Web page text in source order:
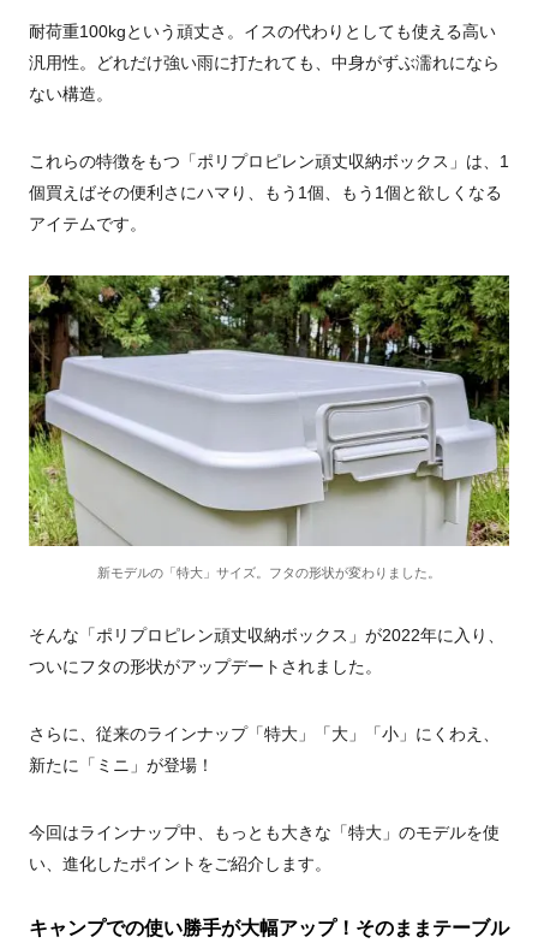
耐荷重100kgという頑丈さ。イスの代わりとしても使える高い
汎用性。どれだけ強い雨に打たれても、中身がずぶ濡れになら
ない構造。
これらの特徴をもつ「ポリプロピレン頑丈収納ボックス」は、1
個買えばその便利さにハマり、もう1個、もう1個と欲しくなる
アイテムです。
新モデルの「特大」サイズ。フタの形状が変わりました。
そんな「ポリプロピレン頑丈収納ボックス」が2022年に入り、
ついにフタの形状がアップデートされました。
さらに、従来のラインナップ「特大」「大」「小」にくわえ、
新たに「ミニ」が登場！
今回はラインナップ中、もっとも大きな「特大」のモデルを使
い、進化したポイントをご紹介します。
キャンプでの使い勝手が大幅アップ！そのままテーブル